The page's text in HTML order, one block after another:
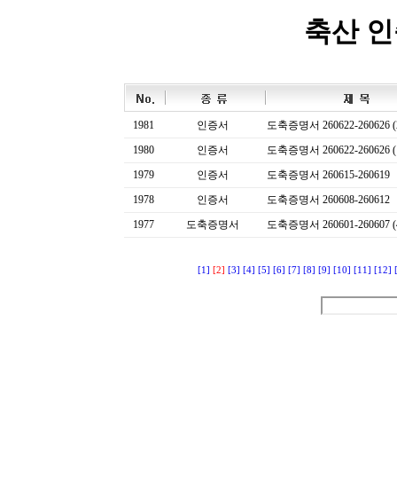
축산
1981 인증서
도축증명서 260622-260626
1980
인증서
도축증명서 260622-260626
1979
인증서
도축증명서 260615-260619
1978
인증서
도축증명서 260608-260612
1977
도축증명서 도축증명서 260601-260607
[1] [2] [3] [4] [5] [6] [7] [8] [9] [10] [11] [12]